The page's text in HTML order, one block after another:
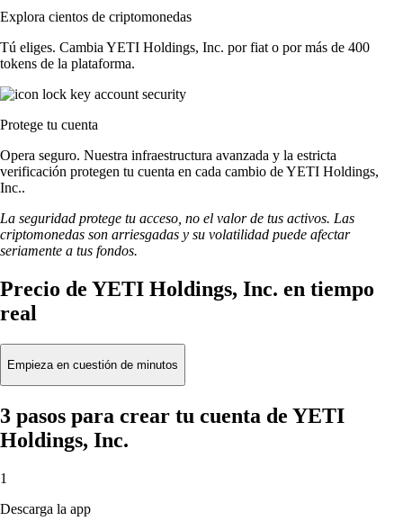
Explora cientos de criptomonedas
Tú eliges. Cambia YETI Holdings, Inc. por fiat o por más de 400
tokens de la plataforma.
Protege tu cuenta
Opera seguro. Nuestra infraestructura avanzada y la estricta
verificación protegen tu cuenta en cada cambio de YETI Holdings,
Inc..
La seguridad protege tu acceso, no el valor de tus activos. Las
criptomonedas son arriesgadas y su volatilidad puede afectar
seriamente a tus fondos.
Precio de YETI Holdings, Inc. en tiempo
real
Empieza en cuestión de minutos
3 pasos para crear tu cuenta de YETI
Holdings, Inc.
1
Descarga la app